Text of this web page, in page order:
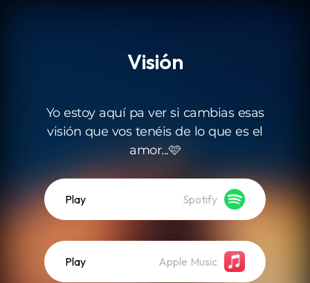
Visión
Yo estoy aquí pa ver si cambias esas
visión que vos tenéis de lo que es el
amor...🩷
Play Spotify
Play Apple Music